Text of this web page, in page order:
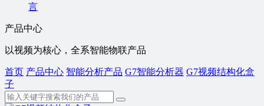
言
产品中心
以视频为核心，全系智能物联产品
首页 产品中心 智能分析产品 G7智能分析器 G7视频结构化盒
子